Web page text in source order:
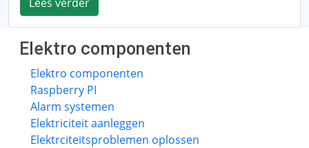
Elektro componenten
Elektro componenten
Raspberry PI
Alarm systemen
Elektriciteit aanleggen
Elektrciteitsproblemen oplossen